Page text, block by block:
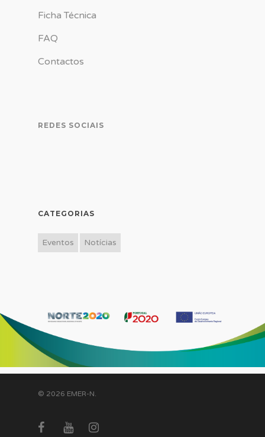
Ficha Técnica
FAQ
Contactos
REDES SOCIAIS
CATEGORIAS
Eventos Notícias
© 2026 EMER-N.